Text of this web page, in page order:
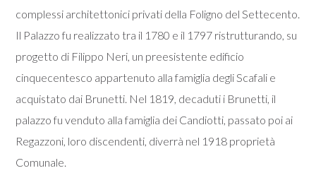
complessi architettonici privati della Foligno del Settecento.
Il Palazzo fu realizzato tra il 1780 e il 1797 ristrutturando, su
progetto di Filippo Neri, un preesistente edificio
cinquecentesco appartenuto alla famiglia degli Scafali e
acquistato dai Brunetti. Nel 1819, decaduti i Brunetti, il
palazzo fu venduto alla famiglia dei Candiotti, passato poi ai
Regazzoni, loro discendenti, diverrà nel 1918 proprietà
Comunale.